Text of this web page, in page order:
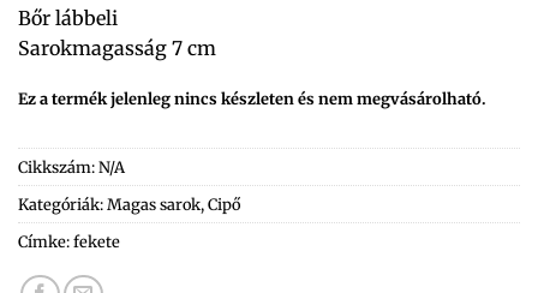
Bőr lábbeli
Sarokmagasság 7 cm
Ez a termék jelenleg nincs készleten és nem megvásárolható.
Cikkszám:N/A
Kategóriák:Magas sarok,Cipő
Címke:fekete